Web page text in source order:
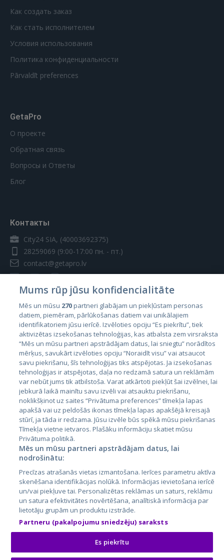
Как создать заказ
Как стать исполнителем
Условия использования
Политика конфиденциальности
Pārvaldīt preferences
GetaPro
О проекте
Обратная связь
Вопросы и Ответы
Блог
Контакты
City24 SIA, (40003692375)
28259069 (9:00-17:00 пн. - пт.)
contact@getapro.lv
Страны
Эстония
Латвия
Литва
City24.lv
City24.ee
GetaPro.lv
GetaPro.ee
Skelbiu.lt
Autoplius.lt
Aruodas.lt
Kainos.lt
Paslaugos.lt
auto24.ee
KV.ee
Osta.ee
KuldneBörs.ee
Mums rūp jūsu konfidencialitāte
Mēs un mūsu 270partneri glabājam un piekļūstam personas
datiem, piemēram, pārlūkošanas datiem vai unikālajiem
identifikatoriem jūsu ierīcē. Izvēloties opciju “Es piekrītu”, tiek
aktivizētas izsekošanas tehnoloģijas, kas atbalsta zem virsraksta
“Mēs un mūsu partneri apstrādājam datus, lai sniegtu” norādītos
mērķus, savukārt izvēloties opciju “Noraidīt visu” vai atsaucot
savu piekrišanu, šīs tehnoloģijas tiks atspējotas. Ja izsekošanas
tehnoloģijas ir atspējotas, daļa no redzamā satura un reklāmām
var nebūt jums tik atbilstoša. Varat atkārtoti piekļūt šai izvēlnei, lai
jebkurā laikā mainītu savu izvēli vai atsauktu piekrišanu,
noklikšķinot uz saites “Privātuma preferences” tīmekļa lapas
apakšā vai uz peldošās ikonas tīmekļa lapas apakšējā kreisajā
stūrī, ja tāda ir redzama. Jūsu izvēle būs spēkā mūsu piekrišanas
Tīmekļa vietne ietvaros. Plašāku informāciju skatiet mūsu
Privātuma politikā.
Mēs un mūsu partneri apstrādājam datus, lai
nodrošinātu:
Precīzas atrašanās vietas izmantošana. Ierīces parametru aktīva
skenēšana identifikācijas nolūkā. Informācijas ievietošana ierīcē
un/vai piekļuve tai. Personalizētas reklāmas un saturs, reklāmu
un satura efektivitātes novērtēšana, analītiskā informācija par
lietotāju grupām un produktu izstrāde.
Partneru (pakalpojumu sniedzēju) saraksts
Es piekrītu